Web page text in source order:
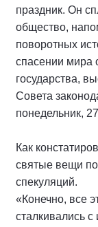
праздник. Он
общество,
поворотных
спасении мира
государства,
Совета
понедельник,
Как
святые вещи
спекуляций.
«Конечно, все
сталкивались